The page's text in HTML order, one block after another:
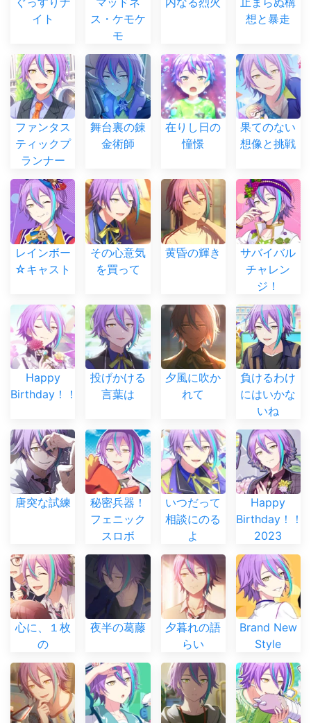
イト
ス・ケモケ
モ
想と暴走
ファンタス
ティックプ
ランナー
舞台裏の錬
金術師
在りし日の
憧憬
果てのない
想像と挑戦
レインボー
☆キャスト
その心意気
を買って
黄昏の輝き
サバイバル
チャレン
ジ！
Happy
Birthday！！
投げかける
言葉は
夕風に吹か
れて
負けるわけ
にはいかな
いね
唐突な試練
秘密兵器！
フェニック
スロボ
いつだって
相談にのる
よ
Happy
Birthday！！
2023
心に、１枚
の
夜半の葛藤
夕暮れの語
らい
Brand New
Style